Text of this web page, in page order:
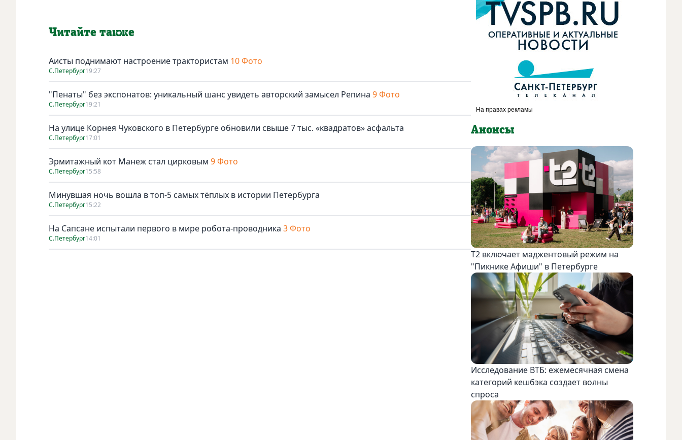
Читайте также
Аисты поднимают настроение трактористам 10 Фото
С.Петербург19:27
"Пенаты" без экспонатов: уникальный шанс увидеть авторский замысел Репина 9 Фото
С.Петербург19:21
На улице Корнея Чуковского в Петербурге обновили свыше 7 тыс. «квадратов» асфальта
С.Петербург17:01
Эрмитажный кот Манеж стал цирковым 9 Фото
С.Петербург15:58
Минувшая ночь вошла в топ-5 самых тёплых в истории Петербурга
С.Петербург15:22
На Сапсане испытали первого в мире робота-проводника 3 Фото
С.Петербург14:01
Анонсы
Т2 включает маджентовый режим на
"Пикнике Афиши" в Петербурге
Исследование ВТБ: ежемесячная смена
категорий кешбэка создает волны
спроса